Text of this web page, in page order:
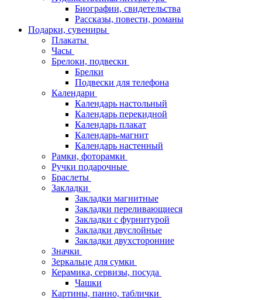
Биографии, свидетельства
Рассказы, повести, романы
Подарки, сувениры
Плакаты
Часы
Брелоки, подвески
Брелки
Подвески для телефона
Календари
Календарь настольный
Календарь перекидной
Календарь плакат
Календарь-магнит
Календарь настенный
Рамки, фоторамки
Ручки подарочные
Браслеты
Закладки
Закладки магнитные
Закладки переливающиеся
Закладки с фурнитурой
Закладки двуслойные
Закладки двухсторонние
Значки
Зеркальце для сумки
Керамика, сервизы, посуда
Чашки
Картины, панно, таблички